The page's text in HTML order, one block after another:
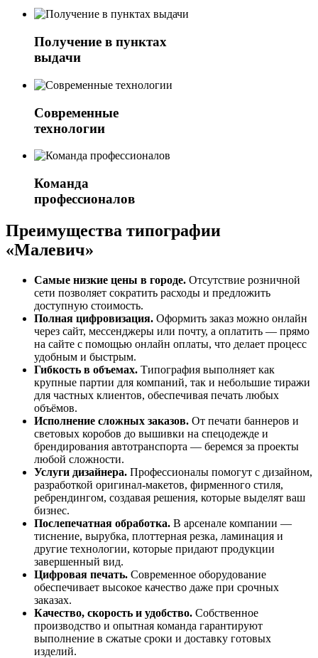
Получение в пунктах
выдачи
Современные
технологии
Команда
профессионалов
Преимущества типографии
«Малевич»
Самые низкие цены в городе. Отсутствие розничной
сети позволяет сократить расходы и предложить
доступную стоимость.
Полная цифровизация. Оформить заказ можно онлайн
через сайт, мессенджеры или почту, а оплатить — прямо
на сайте с помощью онлайн оплаты, что делает процесс
удобным и быстрым.
Гибкость в объемах. Типография выполняет как
крупные партии для компаний, так и небольшие тиражи
для частных клиентов, обеспечивая печать любых
объёмов.
Исполнение сложных заказов. От печати баннеров и
световых коробов до вышивки на спецодежде и
брендирования автотранспорта — беремся за проекты
любой сложности.
Услуги дизайнера. Профессионалы помогут с дизайном,
разработкой оригинал-макетов, фирменного стиля,
ребрендингом, создавая решения, которые выделят ваш
бизнес.
Послепечатная обработка. В арсенале компании —
тиснение, вырубка, плоттерная резка, ламинация и
другие технологии, которые придают продукции
завершенный вид.
Цифровая печать. Современное оборудование
обеспечивает высокое качество даже при срочных
заказах.
Качество, скорость и удобство. Собственное
производство и опытная команда гарантируют
выполнение в сжатые сроки и доставку готовых
изделий.